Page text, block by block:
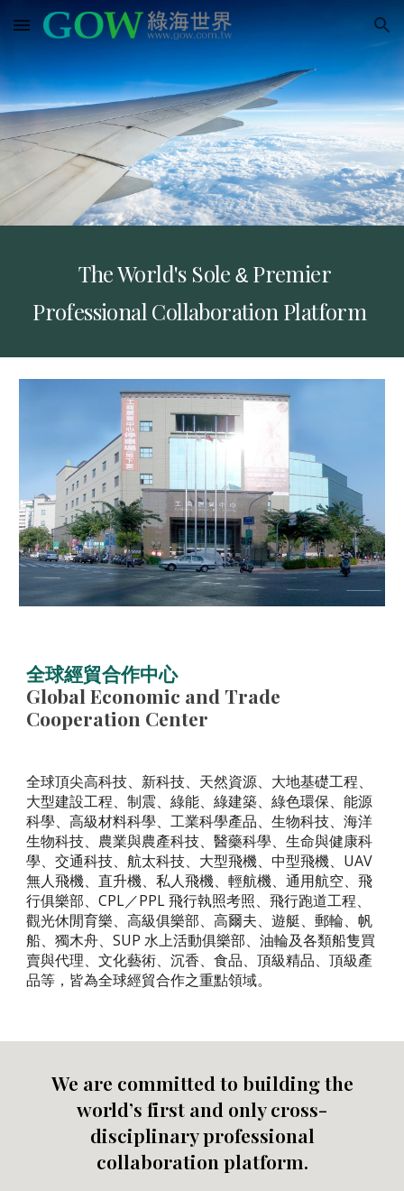
Skip to main content Skip to navigation
The World's Sole&Premier
Professional Collaboration Platform
全球經貿合作中心
Global Economic and Trade
Cooperation Center
全球頂尖高科技、新科技、天然資源、大地基礎工程、
大型建設工程、制震、綠能、綠建築、綠色環保、能源
科學、高級材料科學、工業科學產品、生物科技、海洋
生物科技、農業與農產科技、醫藥科學、生命與健康科
學、交通科技、航太科技、大型飛機、中型飛機、UAV
無人飛機、直升機、私人飛機、輕航機、通用航空、飛
行俱樂部、CPL／PPL 飛行執照考照、飛行跑道工程、
觀光休閒育樂、高級俱樂部、高爾夫、遊艇、郵輪、帆
船、獨木舟、SUP 水上活動俱樂部、油輪及各類船隻買
賣與代理、文化藝術、沉香、食品、頂級精品、頂級產
品等，皆為全球經貿合作之重點領域。
We are committed to building the
world’s first and only cross-
disciplinary professional
collaboration platform.